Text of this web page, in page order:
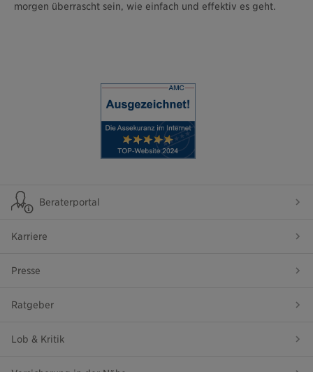
morgen überrascht sein, wie einfach und effektiv es geht.
Beraterportal
Karriere
Presse
Ratgeber
Lob & Kritik